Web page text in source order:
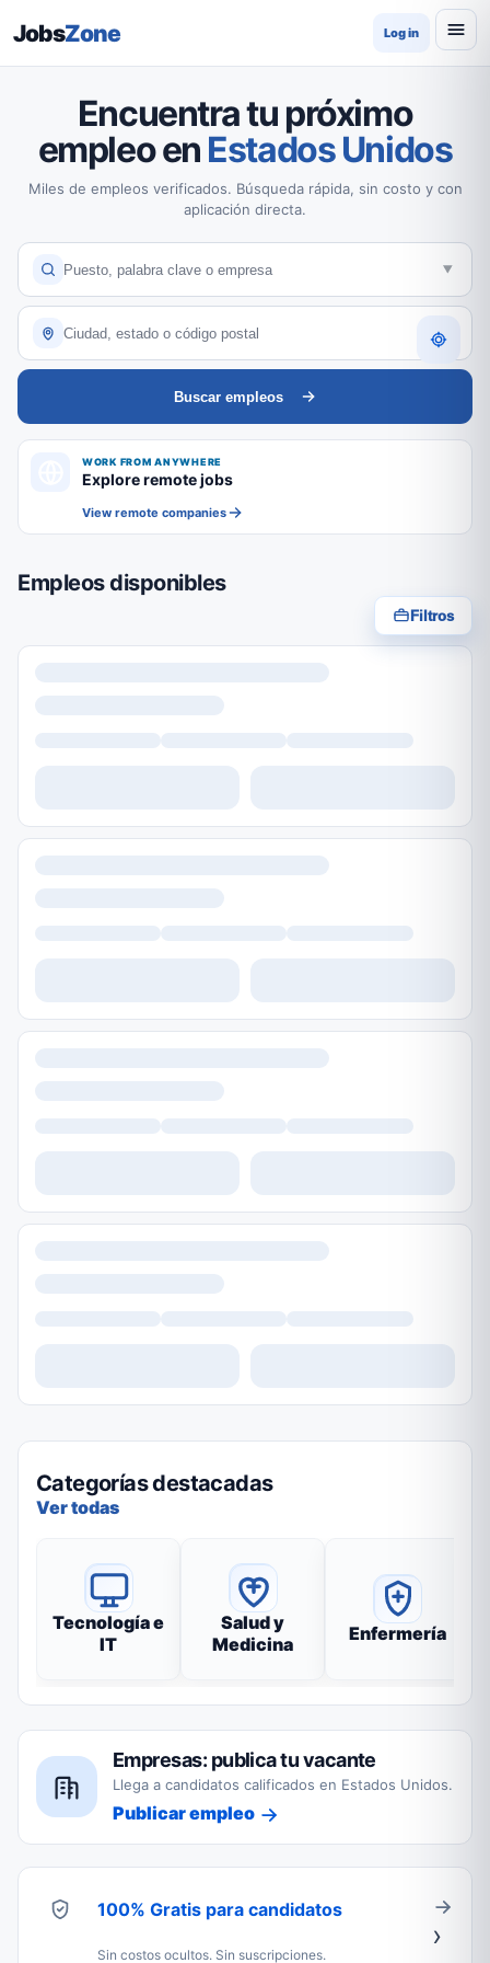
JobsZone Log in
Encuentra tu próximo
empleo en Estados Unidos
Miles de empleos verificados. Búsqueda rápida, sin costo y con
aplicación directa.
Buscar empleos
WORK FROM ANYWHERE
Explore remote jobs
View remote companies
Empleos disponibles
Filtros
Categorías destacadas
Ver todas
Tecnología e
IT
Salud y
Medicina
Enfermería
Empresas: publica tu vacante
Llega a candidatos calificados en Estados Unidos.
Publicar empleo
100% Gratis para candidatos
Sin costos ocultos. Sin suscripciones.